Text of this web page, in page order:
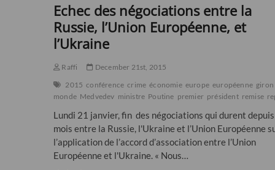
Echec des négociations entre la
Russie, l’Union Européenne, et
l’Ukraine
Raffi
December 21st, 2015
2015 conférence crime économie europe européenne giron
monde Medvedev ministre Poutine premier président remise
Lundi 21 janvier, fin des négociations qui durent depuis
mois entre la Russie, l'Ukraine et l’Union Européenne
l’application de l’accord d’association entre l’Union
Européenne et l'Ukraine. « Nous…